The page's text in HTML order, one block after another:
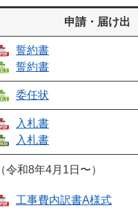
申請・届け出
誓約書
誓約書
委任状
入札書
入札書
（令和8年4月1日〜）
工事費内訳書A様式